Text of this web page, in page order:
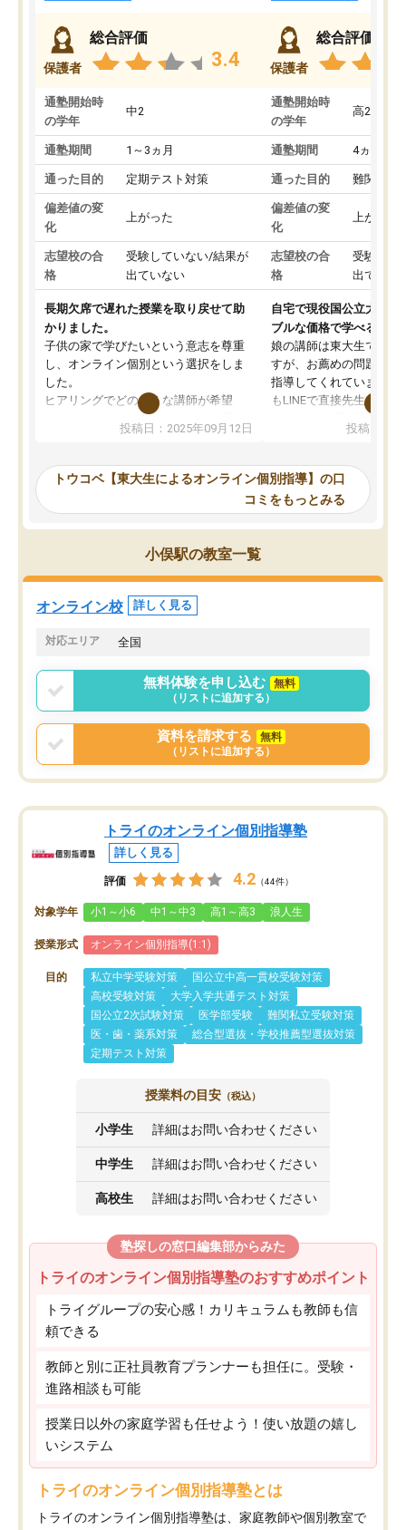
保護者
総合評価
3.4
通塾開始時
の学年
中2
通塾期間 1～3ヵ月
通った目的 定期テスト対策
偏差値の変
化
上がった
志望校の合
格
受験していない/結果が
出ていない
長期欠席で遅れた授業を取り戻せて助
かりました。
子供の家で学びたいという意志を尊重
し、オンライン個別という選択をしま
した。
ヒアリングでどのような講師が希望
か、オプションは付帯するかなど選ぶ
事が出来ました。
ーティングを行い、その講師で良いか
見てから講師を決定する事ができま
す。
うちの子は、初回面談の講師の方で決
オンラインツールを使用した単語帳の
共有があり宿題もそちらで出される形
でした。
言う事で講師変更の申し出があり、あ
まりに短期での変更だった為、塾に通
う事にして退会しました。遅れも取り
戻せ、授業内容や講師の方は良かった
と思います。
投稿日：2025年09月12日
保護者
総合評価
通塾開始時
の学年
高2
通塾期間 4ヵ月～1
通った目的 難関私立
偏差値の変
化
上がった
志望校の合
格
受験して
出ていな
自宅で現役国公立大学生
ブルな価格で学べる
娘の講師は東大生では無
すが、お薦めの問題集や
指導してくれています。
もLINEで直接先生に質問
めれるので、個人に合
いなのがあり(有料)、受
ことをどんなスケジュー
くか相談したのですが、
ち期待したものではなく
くなってきたようなので
投稿日：
トウコベ【東大生によるオンライン個別指導】の口
コミをもっとみる
小俣駅の教室一覧
オンライン校 詳しく見る
対応エリア 全国
無料体験を申し込む
無料
（リストに追加する）
資料を請求する
無料
（リストに追加する）
トライのオンライン個別指導塾
詳しく見る
評価 4.2 （44件）
対象学年 小1～小6 中1～中3 高1～高3 浪人生
授業形式 オンライン個別指導(1:1)
目的 私立中学受験対策
国公立中高一貫校受験対策
高校受験対策
大学入学共通テスト対策
国公立2次試験対策
医学部受験
難関私立受験対策
医・歯・薬系対策
総合型選抜・学校推薦型選抜対策
定期テスト対策
授業料の目安 （税込）
小学生 詳細はお問い合わせください
中学生 詳細はお問い合わせください
高校生 詳細はお問い合わせください
塾探しの窓口編集部からみた
トライのオンライン個別指導塾のおすすめポイント
トライグループの安心感！カリキュラムも教師も信
頼できる
教師と別に正社員教育プランナーも担任に。受験・
進路相談も可能
授業日以外の家庭学習も任せよう！使い放題の嬉し
いシステム
トライのオンライン個別指導塾とは
トライのオンライン個別指導塾は、家庭教師や個別教室で